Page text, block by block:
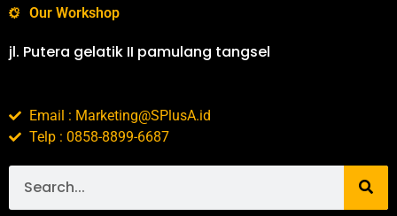
Our Workshop
jl. Putera gelatik II pamulang tangsel
Email : Marketing@SPlusA.id
Telp : 0858-8899-6687